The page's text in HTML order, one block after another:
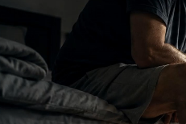
bis sie vollständig
Unterminierung